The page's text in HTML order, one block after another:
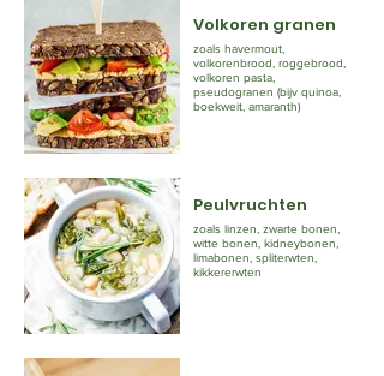
Volkoren granen
zoals havermout,
volkorenbrood, roggebrood,
volkoren pasta,
pseudogranen (bijv quinoa,
boekweit, amaranth)
Peulvruchten
zoals linzen, zwarte bonen,
witte bonen, kidneybonen,
limabonen, spliterwten,
kikkererwten